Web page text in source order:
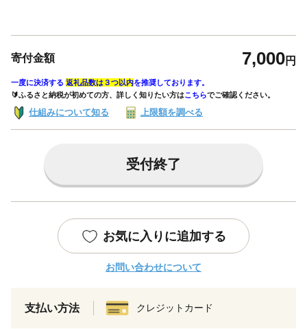
寄付金額 7,000円
一度に決済する 返礼品数は３つ以内を推奨しております。
🔰ふるさと納税が初めての方、詳しく知りたい方はこちらでご確認ください。
仕組みについて知る 上限額を調べる
受付終了
お気に入りに追加する
お問い合わせについて
支払い方法 クレジットカード